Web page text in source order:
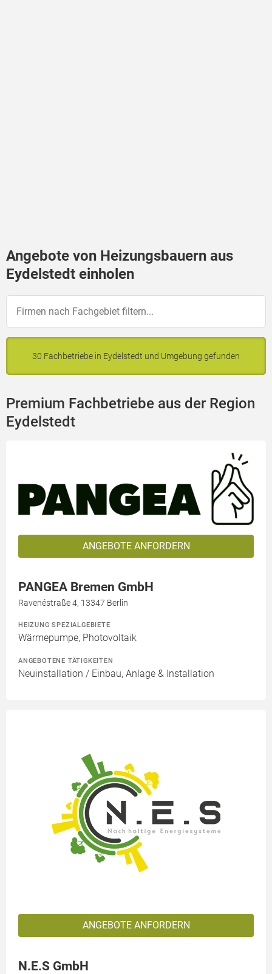
Angebote von Heizungsbauern aus
Eydelstedt einholen
30 Fachbetriebe in Eydelstedt und Umgebung gefunden
Premium Fachbetriebe aus der Region
Eydelstedt
ANGEBOTE ANFORDERN
PANGEA Bremen GmbH
Ravenéstraße 4, 13347 Berlin
HEIZUNG SPEZIALGEBIETE
Wärmepumpe, Photovoltaik
ANGEBOTENE TÄTIGKEITEN
Neuinstallation / Einbau, Anlage & Installation
ANGEBOTE ANFORDERN
N.E.S GmbH